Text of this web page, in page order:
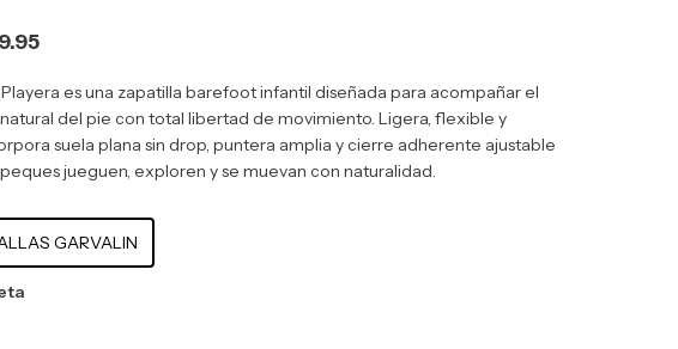
Playera es una zapatilla barefoot infantil diseñada para acompañar el
del pie con total libertad de movimiento. Ligera, flexible y
suela plana sin drop, puntera amplia y cierre adherente ajustable
jueguen, exploren y se muevan con naturalidad.
GARVALIN